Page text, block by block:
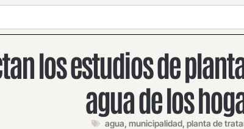
los estudios de
agua de los
agua, municipalidad, planta de